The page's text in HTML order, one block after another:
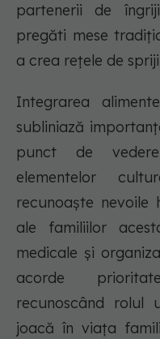
partenerii de
pregăti mese
a crea rețele de
Integrarea
subliniază
punct de
elementelor
recunoaște nevoile
ale familiilor
medicale și
acorde
recunoscând rolul
joacă în viața